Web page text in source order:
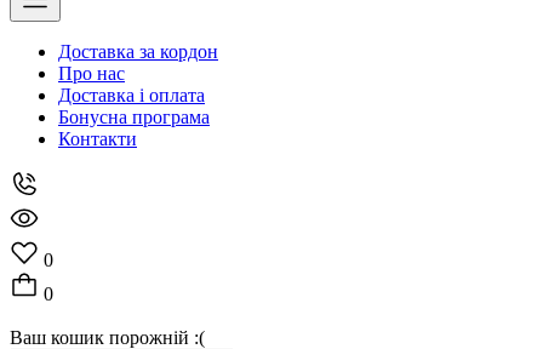
Доставка за кордон
Про нас
Доставка і оплата
Бонусна програма
Контакти
0
0
Ваш кошик порожній :(